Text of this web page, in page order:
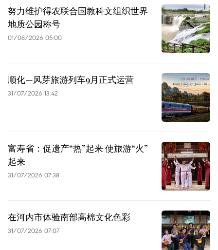
努力维护得农联合国教科文组织世界
地质公园称号
01/08/2026 05:00
顺化—风芽旅游列车9月正式运营
31/07/2026 13:42
富寿省：促遗产“热”起来 使旅游“火”
起来
31/07/2026 07:38
在河内市体验南部高棉文化色彩
31/07/2026 07:07